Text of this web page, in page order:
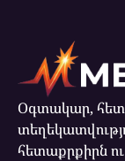
Օգտակար,
հետաքրքիրն